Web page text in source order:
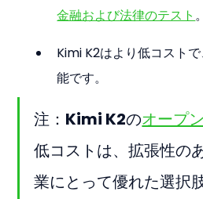
金融および法律のテスト 。
Kimi K2はより低コスト
能です。
注：Kimi K2のオープ
低コストは、拡張性の
業にとって優れた選択